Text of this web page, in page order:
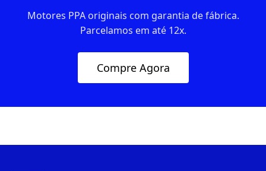
Motores PPA originais com garantia de fábrica.
Parcelamos em até 12x.
Compre Agora